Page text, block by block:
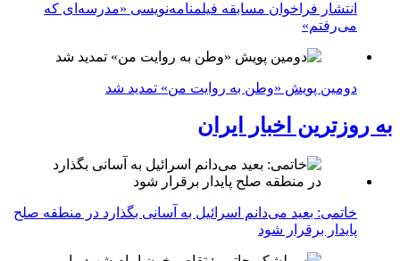
انتشار فراخوان مسابقه فیلمنامه‌نویسی «مدرسه‌ای که
می‌رفتم»
دومین پویش «وطن به روایت من» تمدید شد
به روزترین اخبار ایران
خاتمی: بعید می‌دانم اسرائیل به آسانی بگذارد در منطقه صلح
پایدار برقرار شود